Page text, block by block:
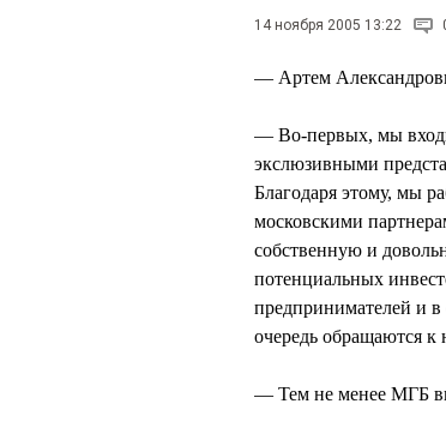
14 ноября 2005 13:22
— Артем
— Во-первых, мы
экслюзивными
Благодаря этому, мы
московскими
собственную и
потенциальных
предпринимателей и в
очередь обращаются к
— Тем не менее МГБ